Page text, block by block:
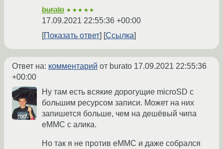
burato ★★★★★
17.09.2021 22:55:36 +00:00
Показать ответ
Ссылка
Ответ на: комментарий от burato 17.09.2021 22:55:36
+00:00
Ну там есть всякие дорогущие microSD с
большим ресурсом записи. Может на них
запишется больше, чем на дешёвый чипа
eMMC с алика.
Но так я не против eMMC и даже собрался